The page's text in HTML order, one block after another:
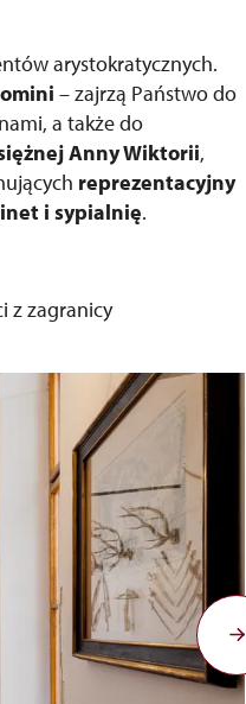
arystokratycznych.
– zajrzą Państwo do
a także do
Anny Wiktorii,
reprezentacyjny
i sypialnię.
z zagranicy